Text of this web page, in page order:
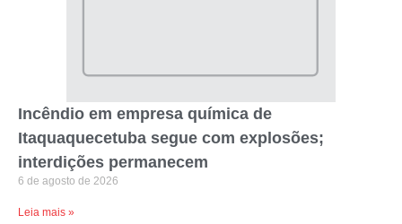
Incêndio em empresa química de
Itaquaquecetuba segue com explosões;
interdições permanecem
6 de agosto de 2026
Leia mais »